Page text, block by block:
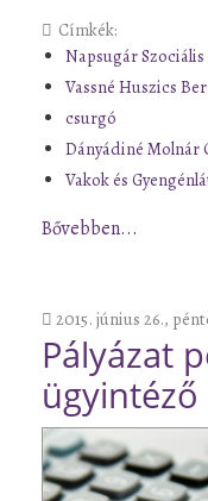
Címkék:
Napsugár
Vassné Huszics
csurgó
Dányádiné Molnár
Vakok és
Bővebben...
2015. június 26.,
Pályázat